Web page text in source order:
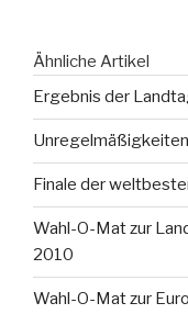
Ähnliche Artikel
Ergebnis der
Finale der
Wahl-O-Mat zur
2010
Wahl-O-Mat zur